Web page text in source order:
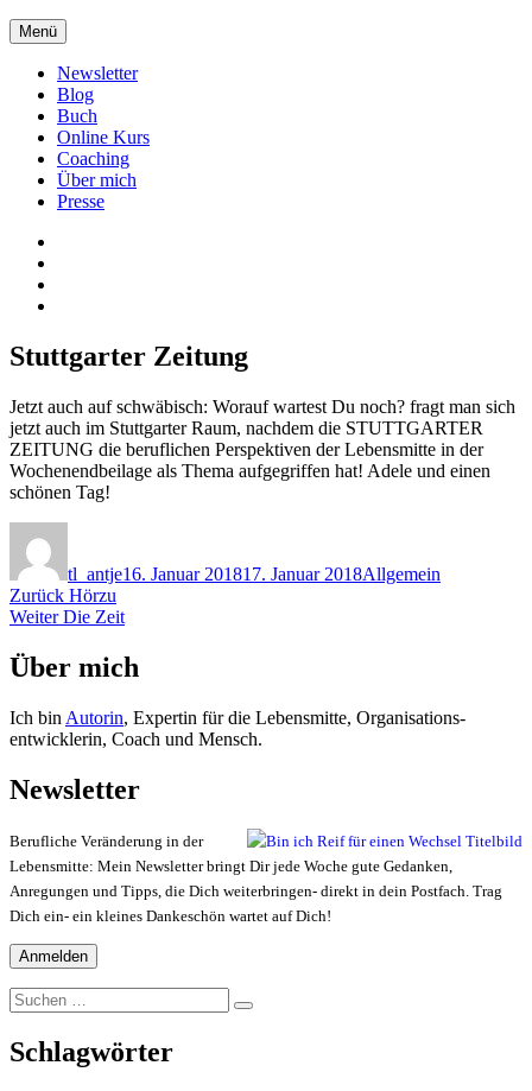
Zum
Inhalt
springen
Menü
Newsletter
Blog
Buch
Online Kurs
Coaching
Über mich
Presse
Stuttgarter Zeitung
Jetzt auch auf schwäbisch: Worauf wartest Du noch? fragt man sich
jetzt auch im Stuttgarter Raum, nachdem die STUTTGARTER
ZEITUNG die beruflichen Perspektiven der Lebensmitte in der
Wochenendbeilage als Thema aufgegriffen hat! Adele und einen
schönen Tag!
tl_antje16. Januar 201817. Januar 2018Allgemein
Beitragsnavigation
Zurück Vorheriger
Beitrag:
Hörzu
Weiter Nächster
Die Zeit
Über mich
Ich bin Autorin, Expertin für die Lebensmitte, Organisations-
entwicklerin, Coach und Mensch.
Newsletter
Berufliche Veränderung in der
Lebensmitte: Mein Newsletter bringt Dir jede Woche gute Gedanken,
Anregungen und Tipps, die Dich weiterbringen- direkt in dein Postfach. Trag
Dich ein- ein kleines Dankeschön wartet auf Dich!
Suchen
nach:
Suchen
Schlagwörter